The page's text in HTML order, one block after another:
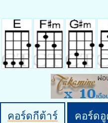
คอร์ดกีต้าร์ คอร์ดอู